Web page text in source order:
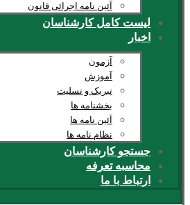
آئین نامه اجرائی قانون
لیست کامل کارشناسان
اخبار
آزمون
آموزش
تبریک و تسلیت
بخشنامه ها
آئین نامه ها
نظام نامه ها
جستجو کارشناسان
محاسبه تعرفه
ارتباط با ما